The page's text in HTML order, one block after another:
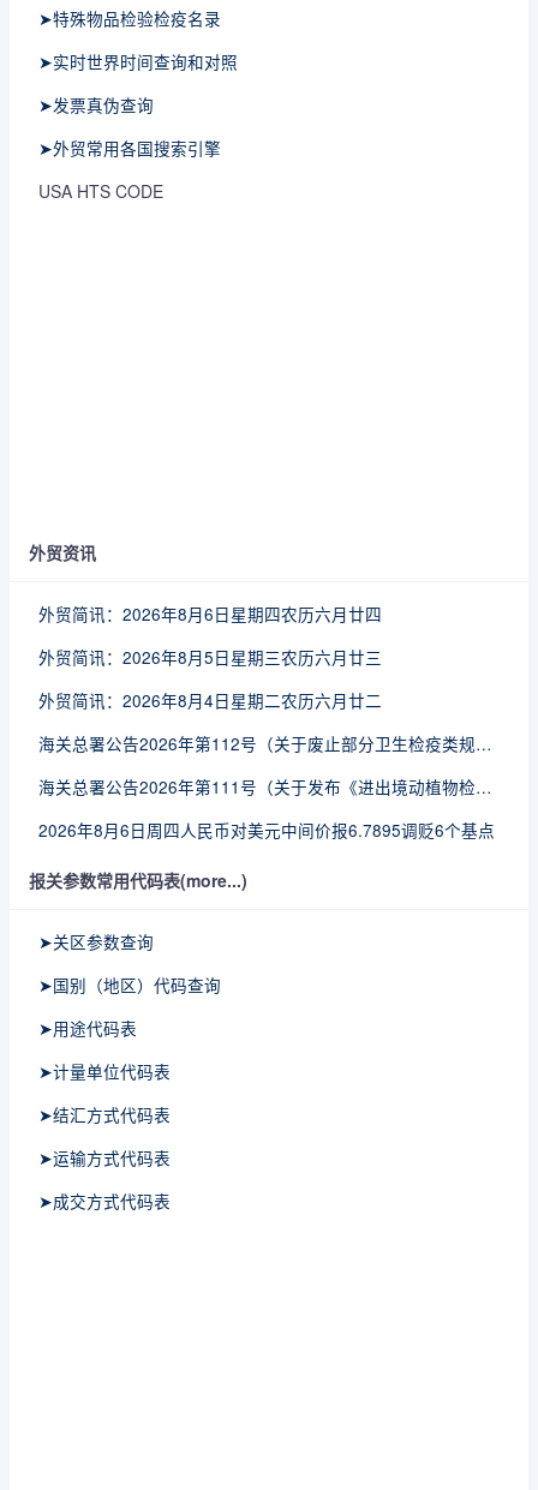
➤特殊物品检验检疫名录
➤实时世界时间查询和对照
➤发票真伪查询
➤外贸常用各国搜索引擎
USA HTS CODE
外贸资讯
外贸简讯：2026年8月6日星期四农历六月廿四
外贸简讯：2026年8月5日星期三农历六月廿三
外贸简讯：2026年8月4日星期二农历六月廿二
海关总署公告2026年第112号（关于废止部分卫生检疫类规范性文件的公告）
海关总署公告2026年第111号（关于发布《进出境动植物检疫处理监督管理工作规定》《进出境卫生处理监督管理工作规定》的公告）
2026年8月6日周四人民币对美元中间价报6.7895调贬6个基点
报关参数常用代码表(more...)
➤关区参数查询
➤国别（地区）代码查询
➤用途代码表
➤计量单位代码表
➤结汇方式代码表
➤运输方式代码表
➤成交方式代码表